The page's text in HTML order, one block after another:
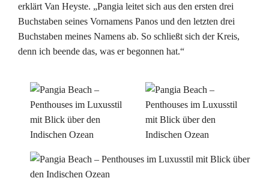
erklärt Van Heyste. „Pangia leitet sich aus den ersten drei
Buchstaben seines Vornamens Panos und den letzten drei
Buchstaben meines Namens ab. So schließt sich der Kreis,
denn ich beende das, was er begonnen hat.“